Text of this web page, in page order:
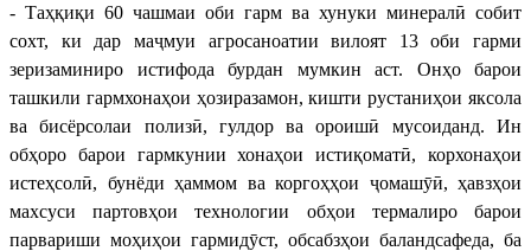
- Таҳқиқи 60 чашмаи оби гарм ва хунуки минералӣ собит
сохт, ки дар маҷмуи агросаноатии вилоят 13 оби гарми
зеризаминиро истифода бурдан мумкин аст. Онҳо барои
ташкили гармхонаҳои ҳозиразамон, кишти рустаниҳои яксола
ва бисёрсолаи полизӣ, гулдор ва ороишӣ мусоиданд. Ин
обҳоро барои гармкунии хонаҳои истиқоматӣ, корхонаҳои
истеҳсолӣ, бунёди ҳаммом ва коргоҳҳои ҷомашӯӣ, ҳавзҳои
махсуси партовҳои технологии обҳои термалиро барои
парвариши моҳиҳои гармидӯст, обсабзҳои баландсафеда, ба